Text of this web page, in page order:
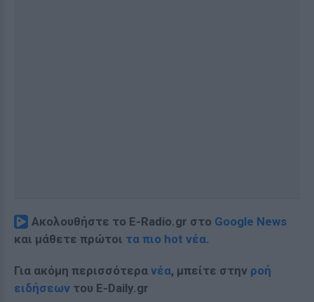
Ακολουθήστε το E-Radio.gr στο Google News
και μάθετε πρώτοι τα πιο hot νέα.
Για ακόμη περισσότερα νέα, μπείτε στην ροή
ειδήσεων του E-Daily.gr